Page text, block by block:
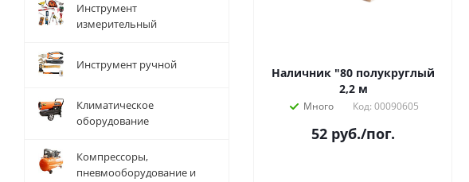
Наличник "80 полукруглый
2,2 м
Много Код: 00090605
52 руб./пог.
Инструмент
измерительный
Инструмент ручной
Климатическое
оборудование
Компрессоры,
пневмооборудование и